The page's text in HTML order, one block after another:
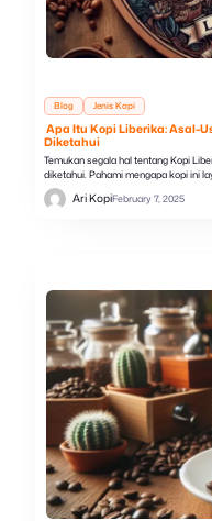
Blog Jenis Kopi
Apa Itu Kopi Liberika: Asal-
Diketahui
Temukan segala hal tentang Kopi
diketahui. Pahami mengapa kopi ini
Ari KopiFebruary 7, 2025